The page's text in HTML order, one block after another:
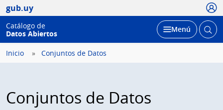
gub.uy
Catálogo de
Datos Abiertos
Desplegar
Menú Abrir
Inicio Conjuntos de Datos
Conjuntos de Datos